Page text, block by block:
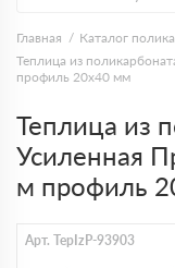
Главная Каталог
Теплица из
профиль 20х40 мм
Теплица из
Усиленная
м профиль
Арт. TepIzP-93903